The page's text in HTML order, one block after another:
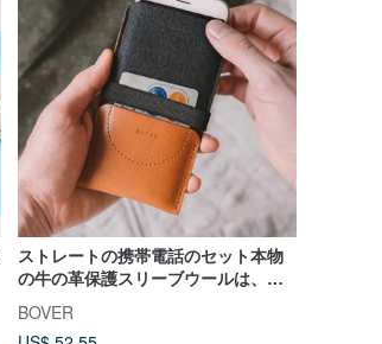
ストレートの携帯電話のセット本物
の牛の革保護スリーブウールは、携
帯電話のポケットカードホルダー財
布iPhone X / iPhone 8プラス/
BOVER